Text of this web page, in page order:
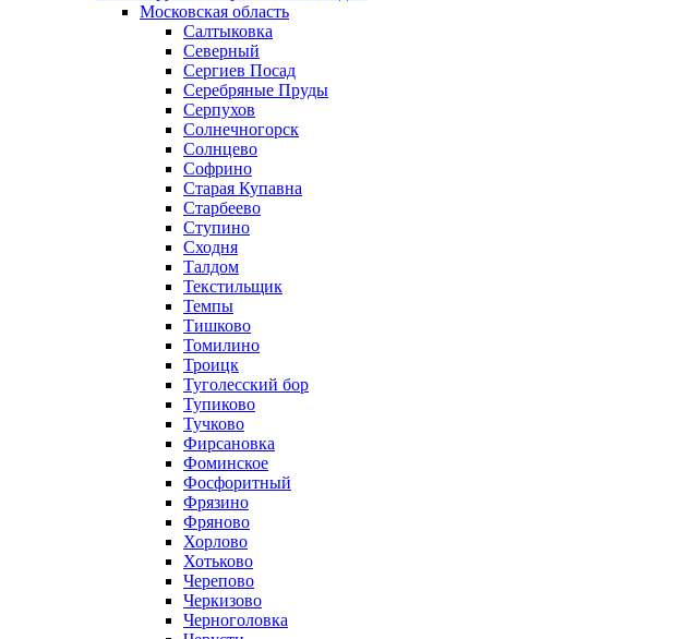
Московская область
Салтыковка
Северный
Сергиев Посад
Серебряные Пруды
Серпухов
Солнечногорск
Солнцево
Софрино
Старая Купавна
Старбеево
Ступино
Сходня
Талдом
Текстильщик
Темпы
Тишково
Томилино
Троицк
Туголесский бор
Тупиково
Тучково
Фирсановка
Фоминское
Фосфоритный
Фрязино
Фряново
Хорлово
Хотьково
Черепово
Черкизово
Черноголовка